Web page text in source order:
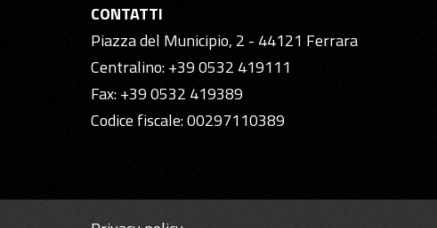
CONTATTI
Piazza del Municipio, 2 - 44121 Ferrara
Centralino: +39 0532 419111
Fax: +39 0532 419389
Codice fiscale: 00297110389